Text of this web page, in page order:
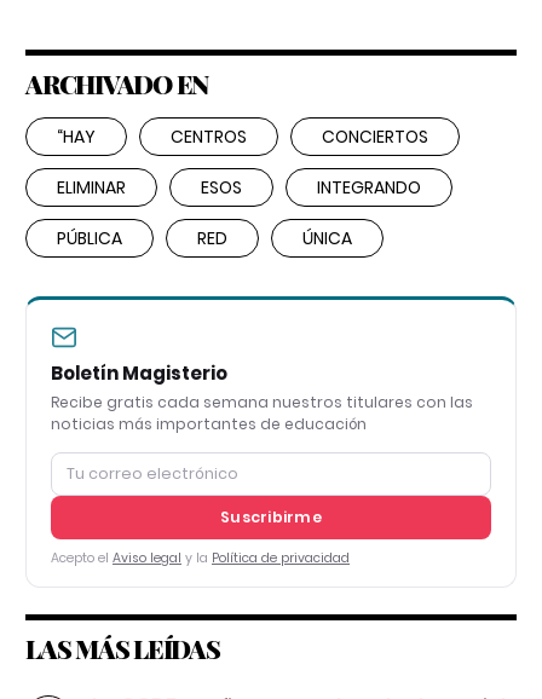
ARCHIVADO EN
“HAY CENTROS CONCIERTOS
ELIMINAR ESOS INTEGRANDO
PÚBLICA RED ÚNICA
Boletín Magisterio
Recibe gratis cada semana nuestros titulares con las
noticias más importantes de educación
Suscribirme
Acepto el Aviso legal y la Política de privacidad
LAS MÁS LEÍDAS